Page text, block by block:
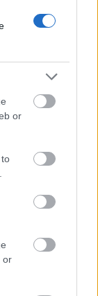
or
or